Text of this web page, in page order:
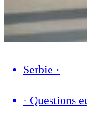
Serbie ·
· Questions